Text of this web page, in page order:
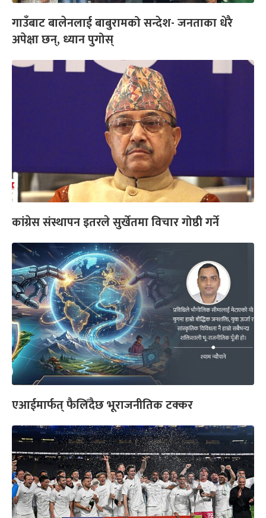
गाउँबाट बालेनलाई बाबुरामको सन्देश- जनताका धेरै
अपेक्षा छन्, ध्यान पुगोस्
कांग्रेस संस्थापन इतरले सुर्खेतमा विचार गोष्ठी गर्ने
एआईमार्फत् फैलिँदैछ भूराजनीतिक टक्कर